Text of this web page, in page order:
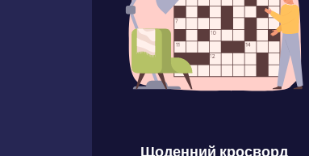
Щоденний кросворд